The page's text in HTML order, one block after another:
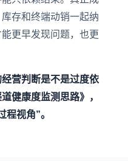
存和终端动销一起纳
更早发现问题，也更
营判断是不是过度依
健康度监测思路》，
程视角”。